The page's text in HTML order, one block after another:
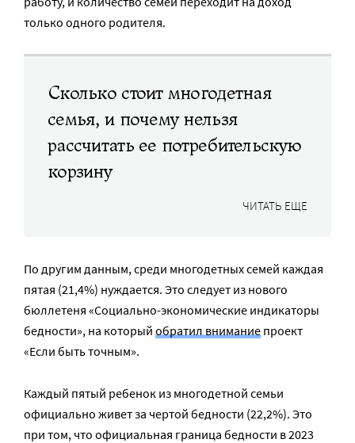
только одного родителя.
Сколько стоит многодетная
семья, и почему нельзя
рассчитать ее потребительскую
корзину
ЧИТАТЬ ЕЩЕ
По другим данным, среди многодетных семей каждая
пятая (21,4%) нуждается. Это следует из нового
бюллетеня «Социально-экономические индикаторы
бедности», на который обратил внимание проект
«Если быть точным».
Каждый пятый ребенок из многодетной семьи
официально живет за чертой бедности (22,2%). Это
при том, что официальная граница бедности в 2023